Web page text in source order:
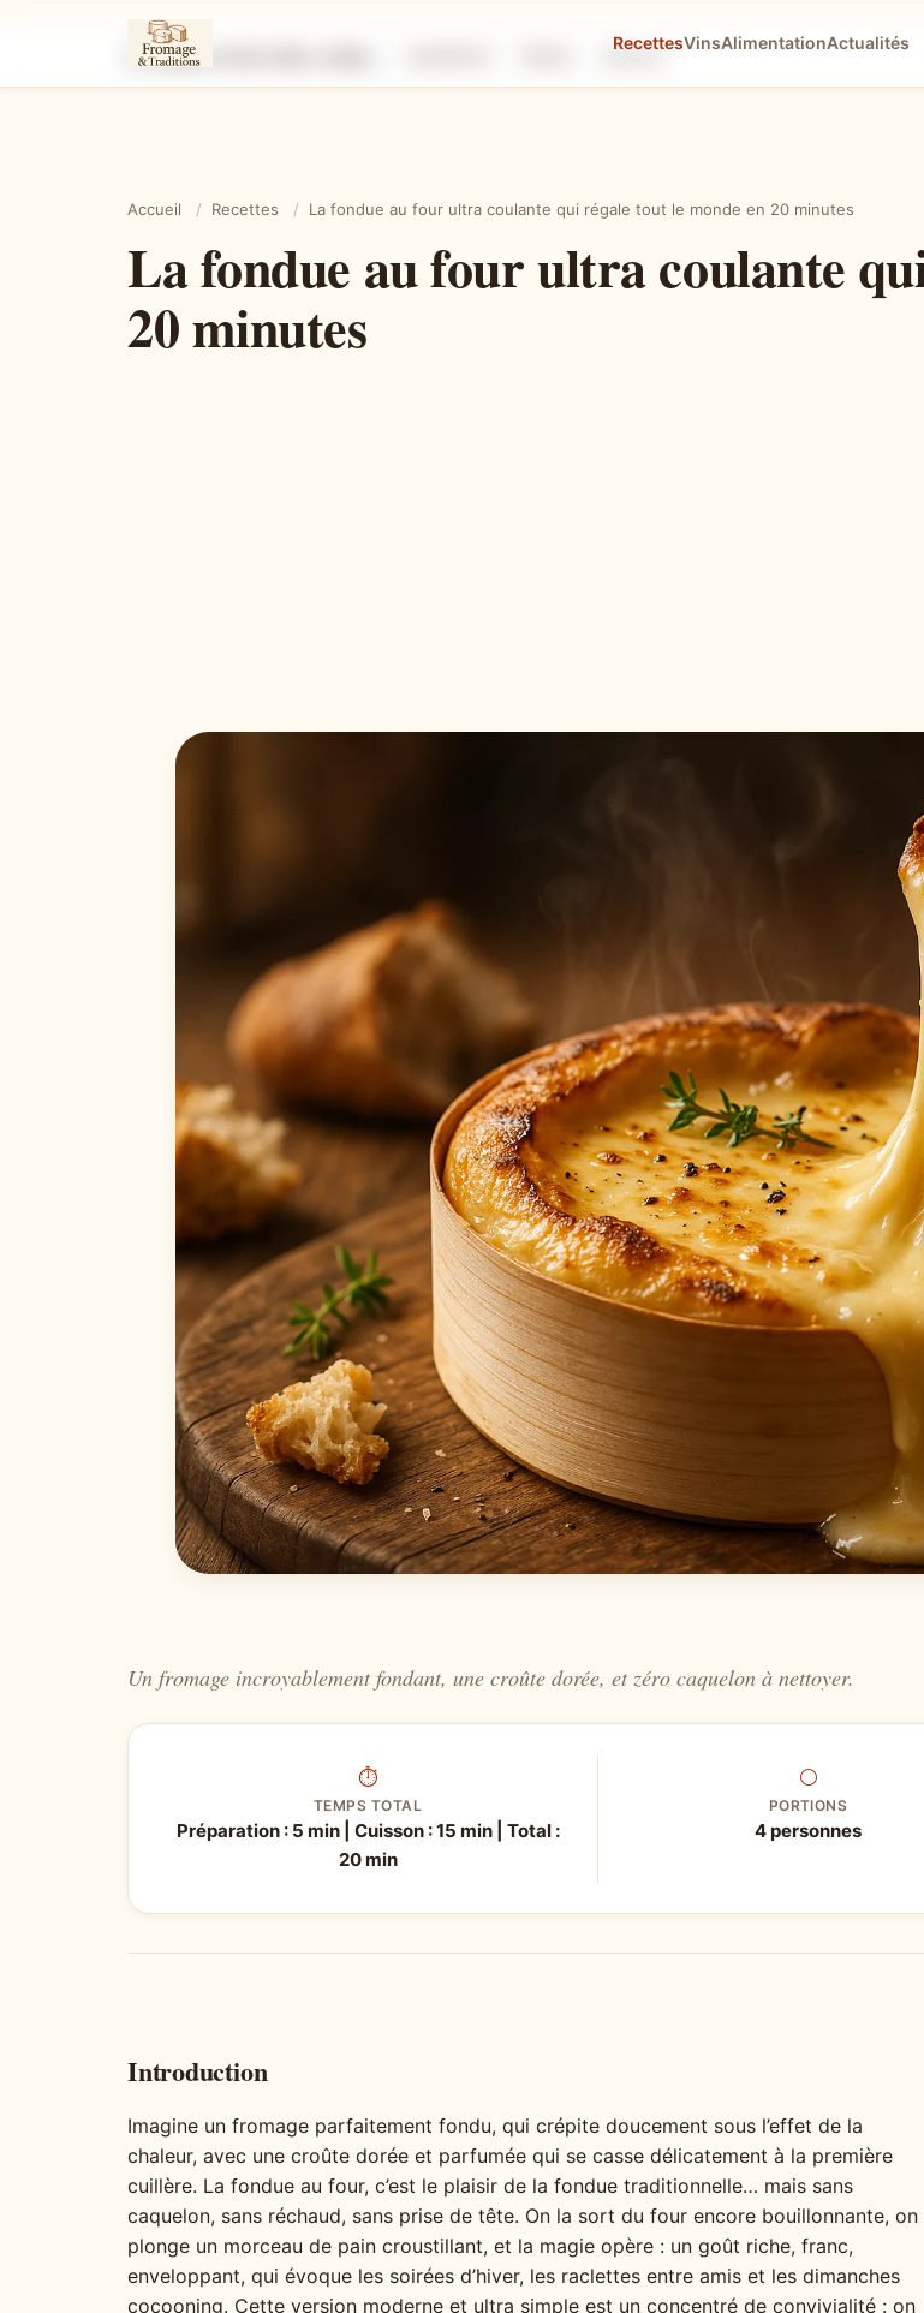
RecettesVinsAlimentationActualités
Astuces
Accueil / Recettes / La fondue au four ultra coulante qui régale tout le monde en 20 minutes
La fondue au four ultra coulante
20 minutes
Un fromage incroyablement fondant, une croûte dorée, et zéro caquelon à nettoyer.
⏱
TEMPS TOTAL
Préparation : 5 min | Cuisson : 15 min | Total :
20 min
⚪
PORTIONS
4 personnes
Introduction
Imagine un fromage parfaitement fondu, qui crépite doucement sous l’effet de la
chaleur, avec une croûte dorée et parfumée qui se casse délicatement à la première
cuillère. La fondue au four, c’est le plaisir de la fondue traditionnelle… mais sans
caquelon, sans réchaud, sans prise de tête. On la sort du four encore bouillonnante, on
plonge un morceau de pain croustillant, et la magie opère : un goût riche, franc,
enveloppant, qui évoque les soirées d’hiver, les raclettes entre amis et les dimanches
cocooning. Cette version moderne et ultra simple est un concentré de convivialité : on